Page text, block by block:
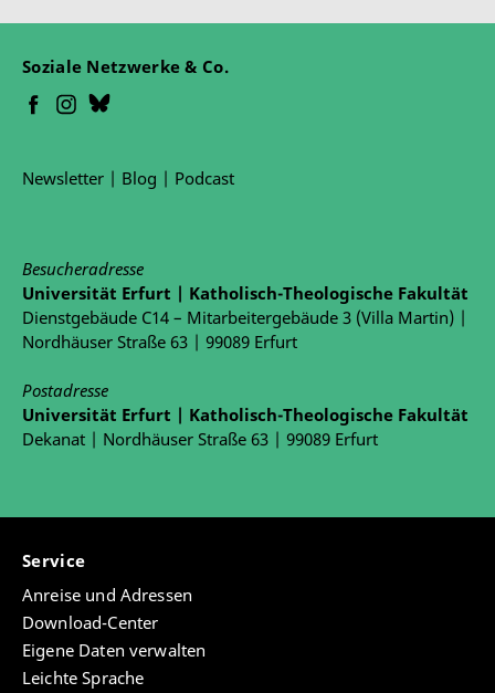
Soziale Netzwerke & Co.
Newsletter | Blog | Podcast
Besucheradresse
Universität Erfurt | Katholisch-Theologische Fakultät
Dienstgebäude C14 – Mitarbeitergebäude 3 (Villa Martin) |
Nordhäuser Straße 63 | 99089 Erfurt
Postadresse
Universität Erfurt | Katholisch-Theologische Fakultät
Dekanat | Nordhäuser Straße 63 | 99089 Erfurt
Service
Anreise und Adressen
Download-Center
Eigene Daten verwalten
Leichte Sprache